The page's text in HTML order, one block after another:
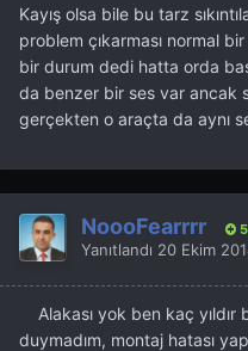
Kayış olsa bile bu tarz
problem çıkarması normal
bir durum dedi hatta orda
da benzer bir ses var ancak
gerçekten o araçta da aynı
NoooFearrrr
Yanıtlandı 20 Ekim
Alakası yok ben kaç yıldır
duymadım, montaj hatası